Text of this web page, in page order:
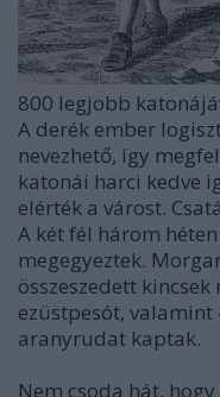
800 legjobb
A derék ember
nevezhető, így
katonái harci kedve
elérték a várost.
A két fél három
megegyeztek.
összeszedett
ezüstpesót, valamint
aranyrudat kaptak.
Nem csoda hát,